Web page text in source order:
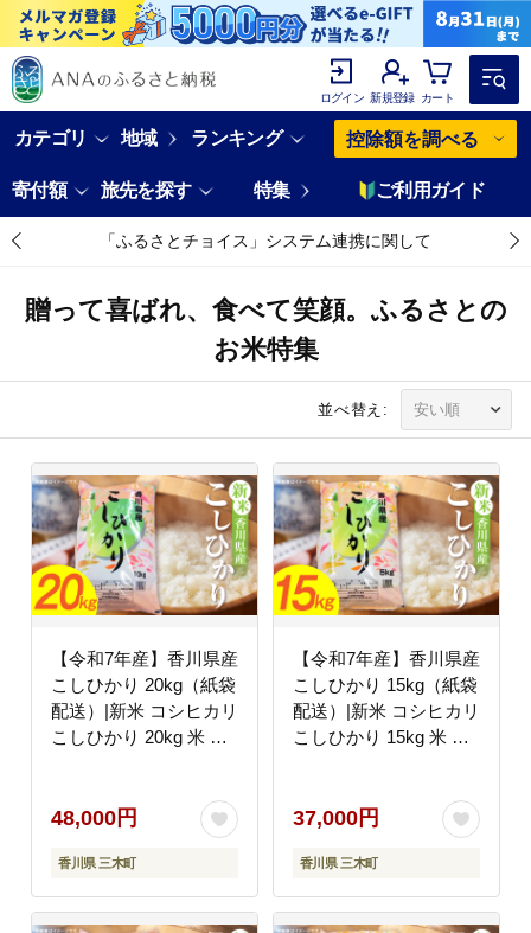
ログイン 新規登録 カート
カテゴリ 地域 ランキング 控除額を調べる
寄付額 旅先を探す 特集 ご利用ガイド
「ふるさとチョイス」システム連携に関して
贈って喜ばれ、食べて笑顔。ふるさとの
お米特集
並べ替え:
【令和7年産】香川県産
こしひかり 20kg（紙袋
配送）|新米 コシヒカリ
こしひかり 20kg 米 白
おむすび お米 国産 美
味しい ツヤ モチモチ
精米 おすすめ 香川県
三木町 |_mk132-110-04
48,000円
香川県 三木町
【令和7年産】香川県産
こしひかり 15kg（紙袋
配送）|新米 コシヒカリ
こしひかり 15kg 米 白
おむすび お米 国産 美
味しい ツヤ モチモチ
精米 おすすめ 香川県
三木町 |_mk132-110-03
37,000円
香川県 三木町